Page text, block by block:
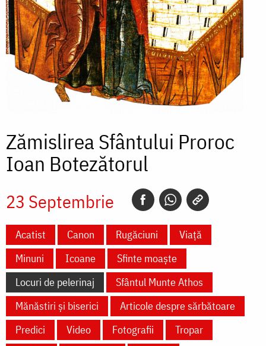
Zămislirea Sfântului Proroc
Ioan Botezătorul
23 Septembrie
Acatist Canon Rugăciuni
Viață
Minuni
Icoane
Sfinte moaște
Locuri de pelerinaj
Sfântul Munte Athos
Mănăstiri și biserici
Articole despre sărbătoare
Predici
Video Fotografii
Tropar